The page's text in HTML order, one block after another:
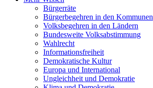
Bürgerräte
Bürgerbegehren in den Kommunen
Volksbegehren in den Ländern
Bundesweite Volksabstimmung
Wahlrecht
Informationsfreiheit
Demokratische Kultur
Europa und International
Ungleichheit und Demokratie